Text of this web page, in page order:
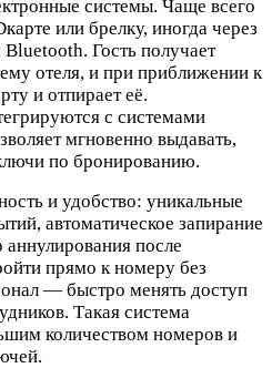
системы. Чаще всего
или брелку, иногда через
Гость получает
отеля, и при приближении к
и отпирает её.
с системами
мгновенно выдавать,
по бронированию.
и удобство: уникальные
автоматическое запирание
после
прямо к номеру без
— быстро менять доступ
Такая система
количеством номеров и